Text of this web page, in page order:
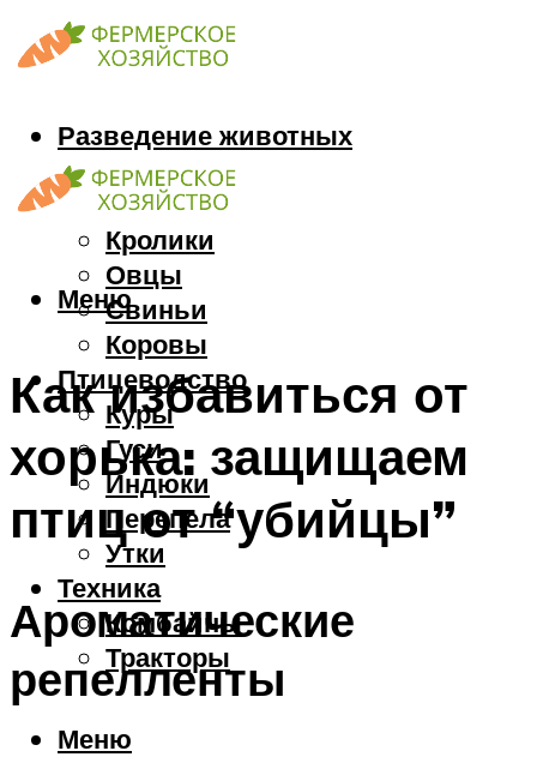
Разведение животных
Козы
Кони
Кролики
Овцы
Свиньи
Коровы
Птицеводство
Куры
Гуси
Индюки
Перепела
Утки
Техника
Комбайны
Тракторы
Меню
Меню
Как избавиться от
хорька: защищаем
птиц от “убийцы”
Ароматические
репелленты